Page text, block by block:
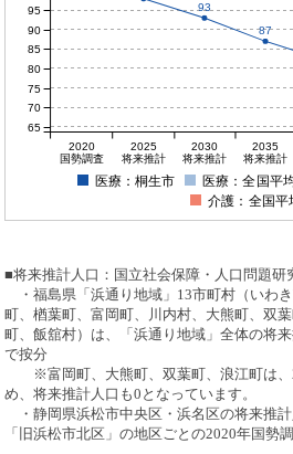
93
87
2020
国勢調査
2025
将来推計
2030
将来推計
2035
将来推計
70
75
80
85
90
95
65
医療：桐生市 医療：全国平
介護：全国平
■将来推計人口：国立社会保障・人口問題研
・福島県「浜通り地域」13市町村（いわ
町、楢葉町、富岡町、川内村、大熊町、双
町、飯舘村）は、「浜通り地域」全体の将
で按分
※富岡町、大熊町、双葉町、浪江町は、
め、将来推計人口も0となっています。
・静岡県浜松市中央区・浜名区の将来推
「旧浜松市北区」の地区ごとの2020年国勢